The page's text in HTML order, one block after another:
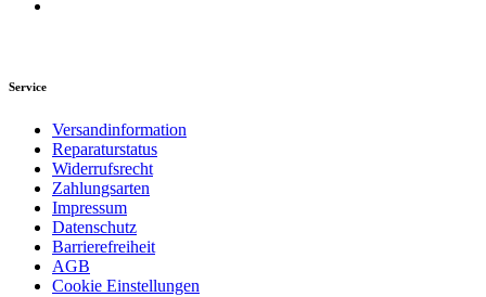
Service
Versandinformation
Reparaturstatus
Widerrufsrecht
Zahlungsarten
Impressum
Datenschutz
Barrierefreiheit
AGB
Cookie Einstellungen